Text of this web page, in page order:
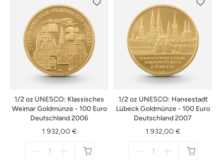
1/2 oz UNESCO: Klassisches
Weimar Goldmünze - 100 Euro
Deutschland 2006
1.932,00 €
1/2 oz UNESCO: Hansestadt
Lübeck Goldmünze - 100 Euro
Deutschland 2007
1.932,00 €